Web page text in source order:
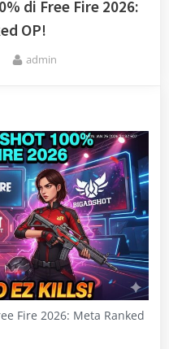
di Free Fire 2026:
OP!
By
admin
Fire 2026: Meta Ranked